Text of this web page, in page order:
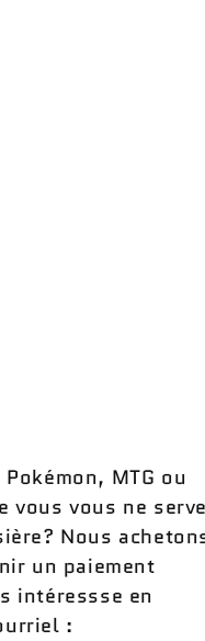
MTG ou
vous vous ne
Nous
un paiement
intéressse en
: